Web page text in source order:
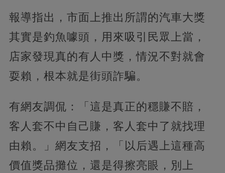
報導指出，市面上推出所謂的汽車大獎
其實是釣魚噱頭，用來吸引民眾上當，
店家發現真的有人中獎，情況不對就會
耍賴，根本就是街頭詐騙。
有網友調侃：「這是真正的穩賺不賠，
客人套不中自己賺，客人套中了就找理
由賴。」網友支招，「以后遇上這種高
價值獎品攤位，還是得擦亮眼，別上